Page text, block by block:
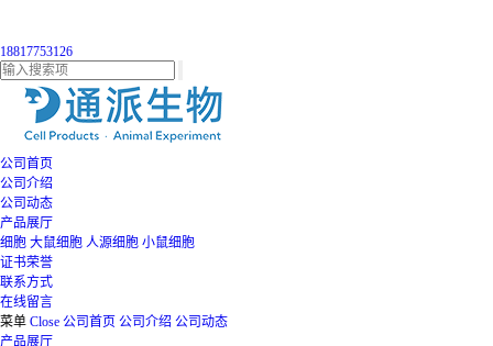
18817753126
公司首页
公司介绍
公司动态
产品展厅
细胞 大鼠细胞 人源细胞 小鼠细胞
证书荣誉
联系方式
在线留言
菜单 Close 公司首页 公司介绍 公司动态
产品展厅